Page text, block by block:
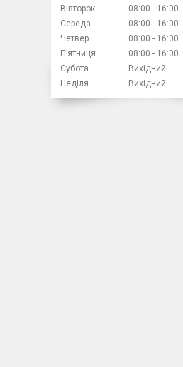
Вівторок
08:00
16:00
Середа
08:00
16:00
Четвер
08:00
16:00
Пʼятниця
08:00
16:00
Субота
Вихідний
Неділя
Вихідний